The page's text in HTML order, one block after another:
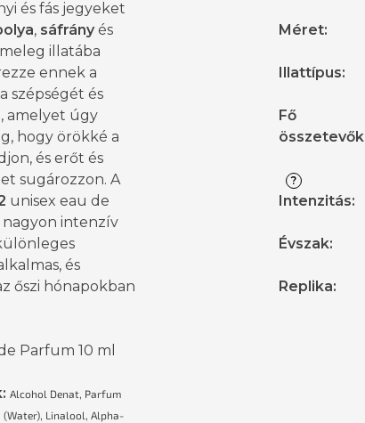
és fás jegyeket
, sáfrány és
meleg illatába
ennek a
szépségét és
amelyet úgy
hogy örökké a
és erőt és
sugározzon. A
unisex eau de
intenzív
és
őszi hónapokban
Parfum 10 ml
Alcohol Denat, Parfum
(Water), Linalool, Alpha-
Méret:
Illattípus:
Fő
összetevők
?
Intenzitás:
Évszak:
Replika: